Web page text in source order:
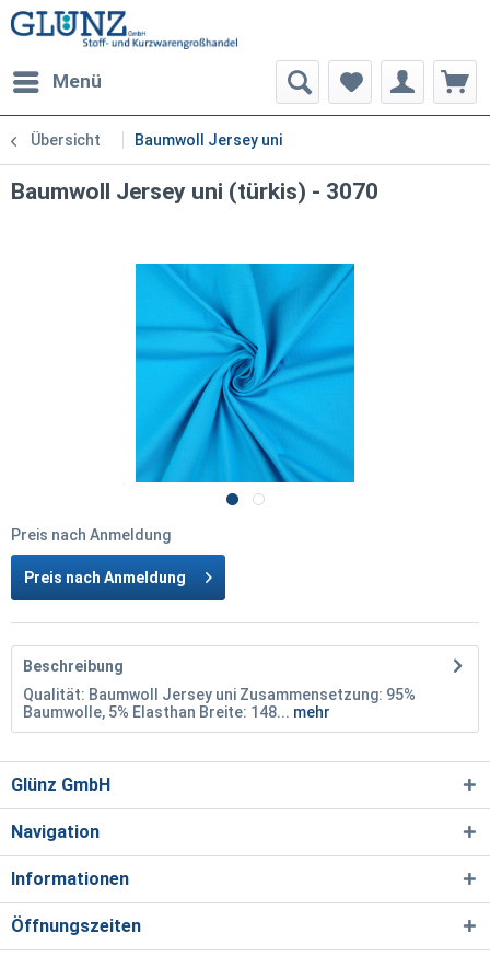
Menü
Übersicht Baumwoll Jersey uni
Baumwoll Jersey uni (türkis) - 3070
Preis nach Anmeldung
Preis nach Anmeldung
Beschreibung
Qualität: Baumwoll Jersey uni Zusammensetzung: 95%
Baumwolle, 5% Elasthan Breite: 148... mehr
Glünz GmbH
Navigation
Informationen
Öffnungszeiten